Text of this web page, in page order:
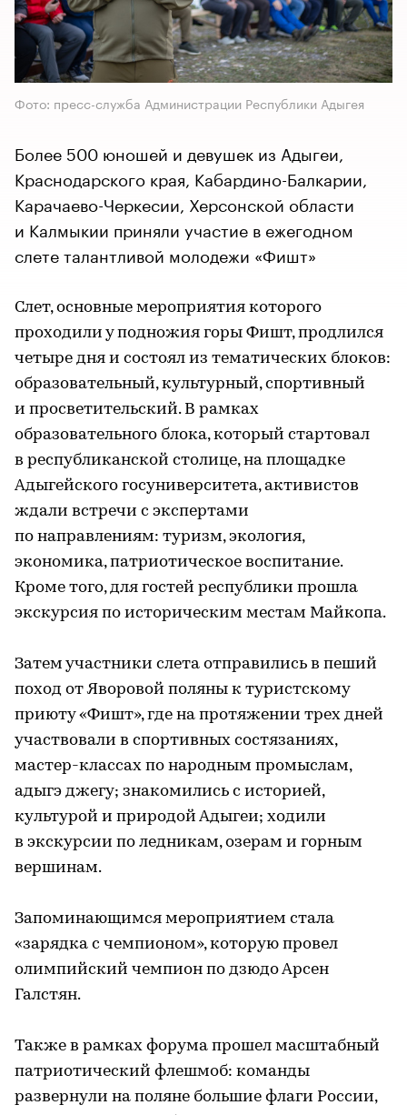
Фото: пресс-служба Администрации Республики Адыгея
Более 500 юношей и девушек из Адыгеи,
Краснодарского края, Кабардино-Балкарии,
Карачаево-Черкесии, Херсонской области
и Калмыкии приняли участие в ежегодном
слете талантливой молодежи «Фишт»
Слет, основные мероприятия которого
проходили у подножия горы Фишт, продлился
четыре дня и состоял из тематических блоков:
образовательный, культурный, спортивный
и просветительский. В рамках
образовательного блока, который стартовал
в республиканской столице, на площадке
Адыгейского госуниверситета, активистов
ждали встречи с экспертами
по направлениям: туризм, экология,
экономика, патриотическое воспитание.
Кроме того, для гостей республики прошла
экскурсия по историческим местам Майкопа.
Затем участники слета отправились в пеший
поход от Яворовой поляны к туристскому
приюту «Фишт», где на протяжении трех дней
участвовали в спортивных состязаниях,
мастер-классах по народным промыслам,
адыгэ джегу; знакомились с историей,
культурой и природой Адыгеи; ходили
в экскурсии по ледникам, озерам и горным
вершинам.
Запоминающимся мероприятием стала
«зарядка с чемпионом», которую провел
олимпийский чемпион по дзюдо Арсен
Галстян.
Также в рамках форума прошел масштабный
патриотический флешмоб: команды
развернули на поляне большие флаги России,